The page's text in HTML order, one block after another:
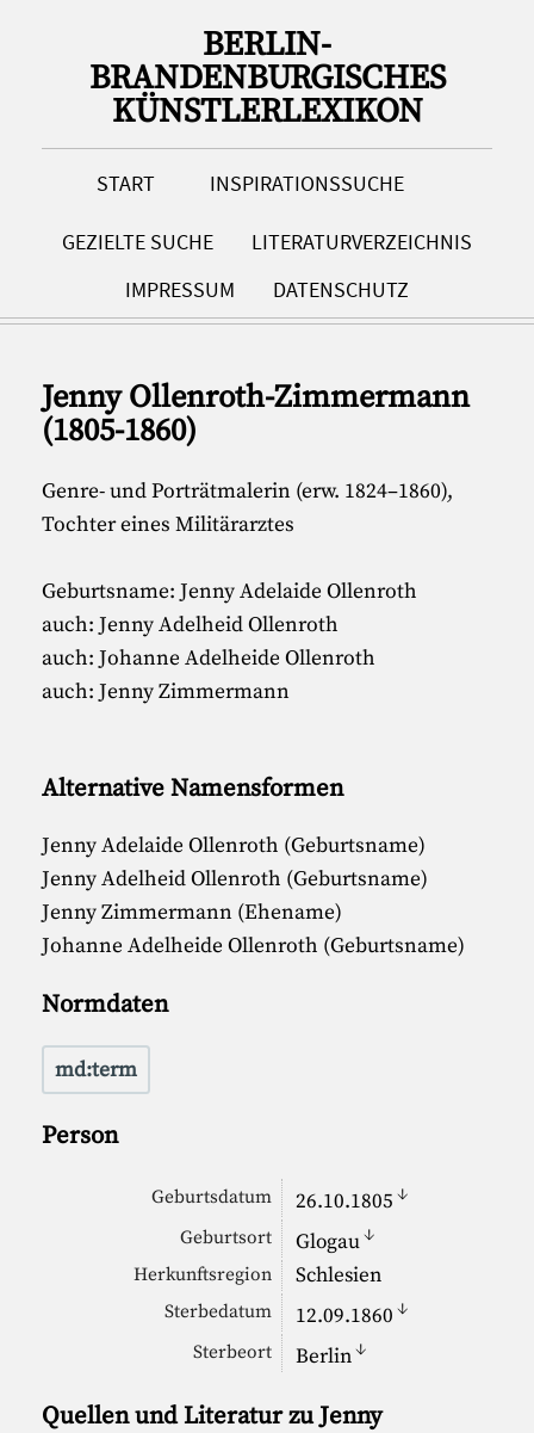
BERLIN-
BRANDENBURGISCHES
KÜNSTLERLEXIKON
START INSPIRATIONSSUCHE
GEZIELTE SUCHE
LITERATURVERZEICHNIS
IMPRESSUM
DATENSCHUTZ
Jenny Ollenroth-Zimmermann
(1805-1860)
Genre- und Porträtmalerin (erw. 1824–1860),
Tochter eines Militärarztes
Geburtsname: Jenny Adelaide Ollenroth
auch: Jenny Adelheid Ollenroth
auch: Johanne Adelheide Ollenroth
auch: Jenny Zimmermann
Alternative Namensformen
Jenny Adelaide Ollenroth (Geburtsname)
Jenny Adelheid Ollenroth (Geburtsname)
Jenny Zimmermann (Ehename)
Johanne Adelheide Ollenroth (Geburtsname)
Normdaten
md:term
Person
Geburtsdatum 26.10.1805 ↓
Geburtsort Glogau↓
Herkunftsregion Schlesien
Sterbedatum 12.09.1860 ↓
Sterbeort Berlin↓
Quellen und Literatur zu Jenny